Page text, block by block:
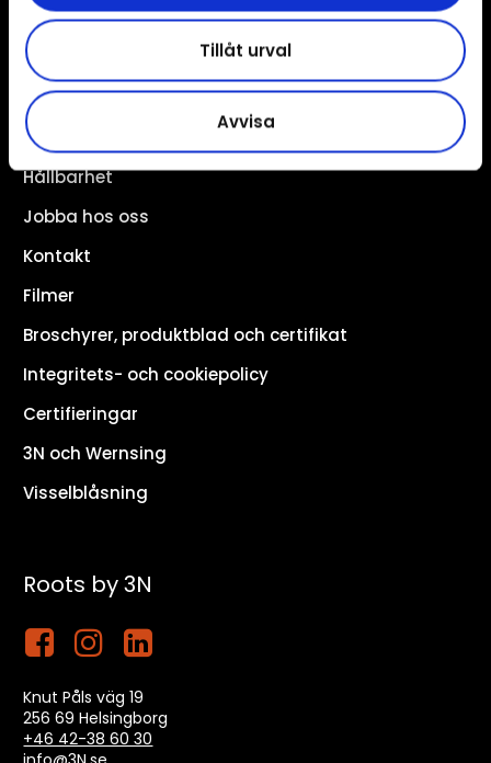
Tillåt urval
Avvisa
Rotmästare
Information
Om oss
Hållbarhet
Jobba hos oss
Kontakt
Filmer
Broschyrer, produktblad och certifikat
Integritets- och cookiepolicy
Certifieringar
3N och Wernsing
Visselblåsning
Roots by 3N
Knut Påls väg 19
256 69 Helsingborg
+46 42-38 60 30